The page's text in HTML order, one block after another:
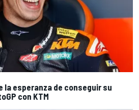
la esperanza de conseguir su
con KTM